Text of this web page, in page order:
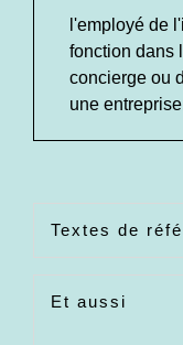
l'employé de
fonction dans
concierge ou
une
Textes de
Et aussi